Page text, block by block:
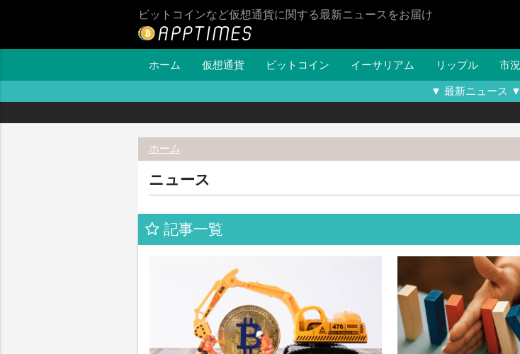
ビットコインなど仮想通貨に関する最新ニュースをお届け
ホーム 仮想通貨 ビットコイン イーサリアム リップル 市況
▼ 最新ニュース ▼
ホーム
ニュース
記事一覧